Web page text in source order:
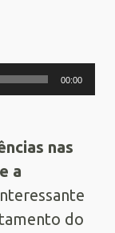
00:00
nas
a
do